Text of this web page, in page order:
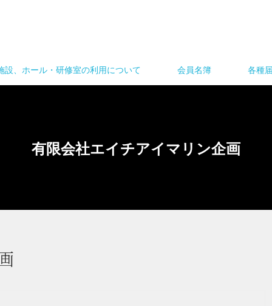
設、ホール・研修室の利用について 会員名簿 各種
有限会社エイチアイマリン企画